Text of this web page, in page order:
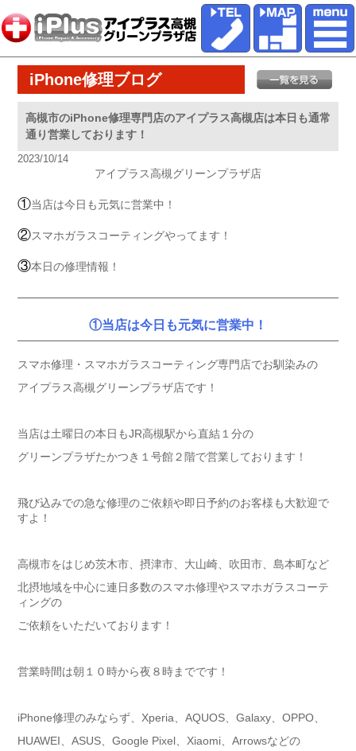
iPhone修理ブログ
高槻市のiPhone修理専門店のアイプラス高槻店は本日も通常
通り営業しております！
2023/10/14
アイプラス高槻グリーンプラザ店
①当店は今日も元気に営業中！
②スマホガラスコーティングやってます！
③本日の修理情報！
①当店は今日も元気に営業中！
スマホ修理・スマホガラスコーティング専門店でお馴染みの
アイプラス高槻グリーンプラザ店です！
当店は土曜日の本日もJR高槻駅から直結１分の
グリーンプラザたかつき１号館２階で営業しております！
飛び込みでの急な修理のご依頼や即日予約のお客様も大歓迎で
すよ！
高槻市をはじめ茨木市、摂津市、大山崎、吹田市、島本町など
北摂地域を中心に連日多数のスマホ修理やスマホガラスコーテ
ィングの
ご依頼をいただいております！
営業時間は朝１０時から夜８時までです！
iPhone修理のみならず、Xperia、AQUOS、Galaxy、OPPO、
HUAWEI、ASUS、Google Pixel、Xiaomi、Arrowsなどの